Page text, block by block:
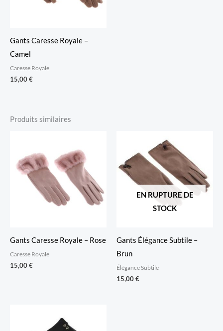
Gants Caresse Royale –
Camel
Caresse Royale
15,00€
Produits similaires
Gants Caresse Royale – Rose
Caresse Royale
15,00€
EN RUPTURE DE
STOCK
Gants Élégance Subtile –
Brun
Élégance Subtile
15,00€